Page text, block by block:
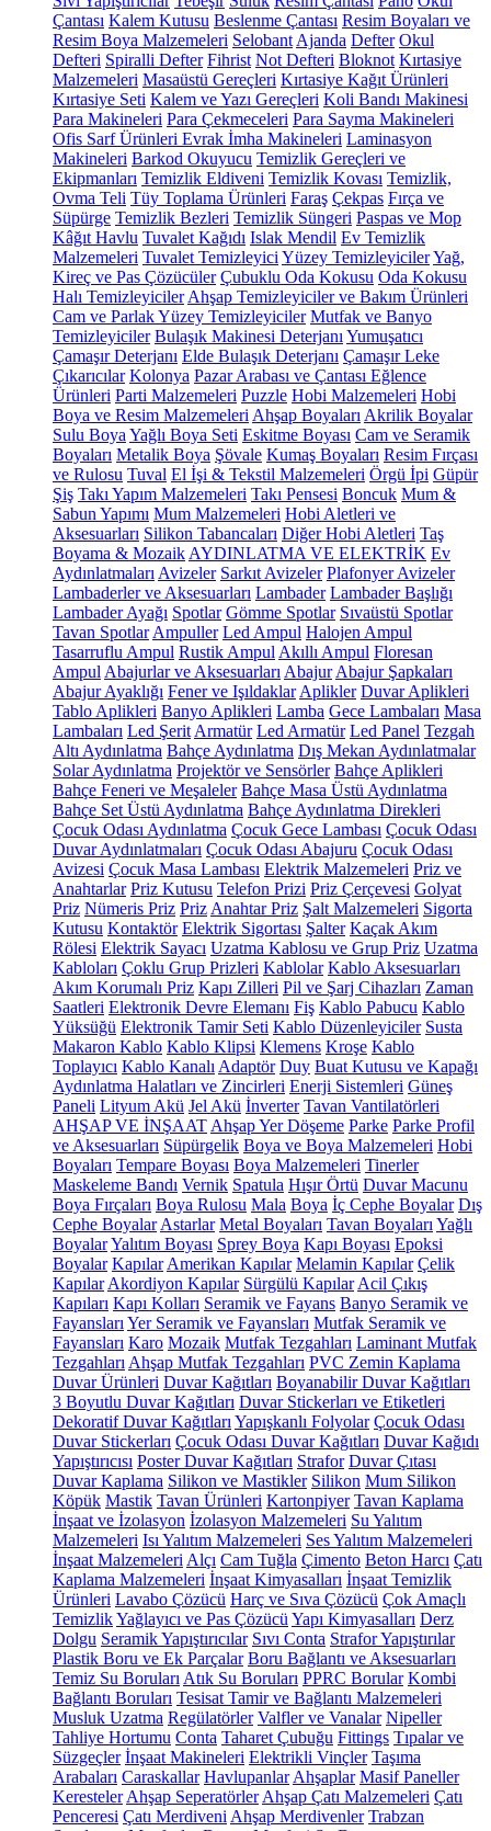
Çantası Kalem Kutusu Beslenme Çantası Resim Boyaları ve
Resim Boya Malzemeleri Selobant Ajanda Defter Okul
Defteri Spiralli Defter Fihrist Not Defteri Bloknot Kırtasiye
Malzemeleri Masaüstü Gereçleri Kırtasiye Kağıt Ürünleri
Kırtasiye Seti Kalem ve Yazı Gereçleri Koli Bandı Makinesi
Para Makineleri Para Çekmeceleri Para Sayma Makineleri
Ofis Sarf Ürünleri Evrak İmha Makineleri Laminasyon
Makineleri Barkod Okuyucu Temizlik Gereçleri ve
Ekipmanları Temizlik Eldiveni Temizlik Kovası Temizlik,
Ovma Teli Tüy Toplama Ürünleri Faraş Çekpas Fırça ve
Süpürge Temizlik Bezleri Temizlik Süngeri Paspas ve Mop
Kâğıt Havlu Tuvalet Kağıdı Islak Mendil Ev Temizlik
Malzemeleri Tuvalet Temizleyici Yüzey TemizleyicilerYağ,
Kireç ve Pas Çözücüler Çubuklu Oda Kokusu Oda Kokusu
Halı Temizleyiciler Ahşap Temizleyiciler ve Bakım Ürünleri
Cam ve Parlak Yüzey Temizleyiciler Mutfak ve Banyo
Temizleyiciler Bulaşık Makinesi Deterjanı Yumuşatıcı
Çamaşır Deterjanı Elde Bulaşık Deterjanı Çamaşır Leke
Çıkarıcılar Kolonya Pazar Arabası ve Çantası Eğlence
Ürünleri Parti Malzemeleri Puzzle Hobi Malzemeleri Hobi
Boya ve Resim Malzemeleri Ahşap Boyaları Akrilik Boyalar
Sulu Boya Yağlı Boya Seti Eskitme Boyası Cam ve Seramik
Boyaları Metalik Boya Şövale Kumaş Boyaları Resim Fırçası
ve Rulosu Tuval El İşi & Tekstil Malzemeleri Örgü İpi Güpür
Şiş Takı Yapım Malzemeleri Takı Pensesi Boncuk Mum &
Sabun Yapımı Mum Malzemeleri Hobi Aletleri ve
Aksesuarları Silikon Tabancaları Diğer Hobi Aletleri Taş
Boyama & Mozaik AYDINLATMA VE ELEKTRİK Ev
Aydınlatmaları Avizeler Sarkıt Avizeler Plafonyer Avizeler
Lambaderler ve Aksesuarları Lambader Lambader Başlığı
Lambader Ayağı Spotlar Gömme Spotlar Sıvaüstü Spotlar
Tavan Spotlar Ampuller Led Ampul Halojen Ampul
Tasarruflu Ampul Rustik Ampul Akıllı Ampul Floresan
Ampul Abajurlar ve Aksesuarları Abajur Abajur Şapkaları
Abajur Ayaklığı Fener ve Işıldaklar Aplikler Duvar Aplikleri
Tablo Aplikleri Banyo Aplikleri Lamba Gece Lambaları Masa
Lambaları Led Şerit Armatür Led Armatür Led Panel Tezgah
Altı Aydınlatma Bahçe Aydınlatma Dış Mekan Aydınlatmalar
Solar Aydınlatma Projektör ve Sensörler Bahçe Aplikleri
Bahçe Feneri ve Meşaleler Bahçe Masa Üstü Aydınlatma
Bahçe Set Üstü Aydınlatma Bahçe Aydınlatma Direkleri
Çocuk Odası Aydınlatma Çocuk Gece Lambası Çocuk Odası
Duvar Aydınlatmaları Çocuk Odası Abajuru Çocuk Odası
Avizesi Çocuk Masa Lambası Elektrik Malzemeleri Priz ve
Anahtarlar Priz Kutusu Telefon Prizi Priz Çerçevesi Golyat
Priz Nümeris Priz Priz Anahtar Priz Şalt Malzemeleri Sigorta
Kutusu Kontaktör Elektrik Sigortası Şalter Kaçak Akım
Rölesi Elektrik Sayacı Uzatma Kablosu ve Grup Priz Uzatma
Kabloları Çoklu Grup Prizleri Kablolar Kablo Aksesuarları
Akım Korumalı Priz Kapı Zilleri Pil ve Şarj Cihazları Zaman
Saatleri Elektronik Devre Elemanı Fiş Kablo Pabucu Kablo
Yüksüğü Elektronik Tamir Seti Kablo Düzenleyiciler Susta
Makaron Kablo Kablo Klipsi Klemens Kroşe Kablo
Toplayıcı Kablo Kanalı Adaptör Duy Buat Kutusu ve Kapağı
Aydınlatma Halatları ve Zincirleri Enerji Sistemleri Güneş
Paneli Lityum Akü Jel Akü İnverter Tavan Vantilatörleri
AHŞAP VE İNŞAAT Ahşap Yer Döşeme Parke Parke Profil
ve Aksesuarları Süpürgelik Boya ve Boya Malzemeleri Hobi
Boyaları Tempare Boyası Boya Malzemeleri Tinerler
Maskeleme Bandı Vernik Spatula Hışır Örtü Duvar Macunu
Boya Fırçaları Boya Rulosu Mala Boya İç Cephe Boyalar Dış
Cephe Boyalar Astarlar Metal Boyaları Tavan Boyaları Yağlı
BoyalarYalıtım Boyası Sprey Boya Kapı Boyası Epoksi
Boyalar Kapılar Amerikan Kapılar Melamin Kapılar Çelik
Kapılar Akordiyon Kapılar Sürgülü Kapılar Acil Çıkış
Kapıları Kapı Kolları Seramik ve Fayans Banyo Seramik ve
Fayansları Yer Seramik ve Fayansları Mutfak Seramik ve
Fayansları Karo Mozaik Mutfak Tezgahları Laminant Mutfak
Tezgahları Ahşap Mutfak Tezgahları PVC Zemin Kaplama
Duvar Ürünleri Duvar Kağıtları Boyanabilir Duvar Kağıtları
3 Boyutlu Duvar Kağıtları Duvar Stickerları ve Etiketleri
Dekoratif Duvar Kağıtları Yapışkanlı Folyolar Çocuk Odası
Duvar Stickerları Çocuk Odası Duvar Kağıtları Duvar Kağıdı
Yapıştırıcısı Poster Duvar Kağıtları Strafor Duvar Çıtası
Duvar Kaplama Silikon ve Mastikler Silikon Mum Silikon
Köpük Mastik Tavan Ürünleri Kartonpiyer Tavan Kaplama
İnşaat ve İzolasyon İzolasyon Malzemeleri Su Yalıtım
Malzemeleri Isı Yalıtım Malzemeleri Ses Yalıtım Malzemeleri
İnşaat Malzemeleri Alçı Cam Tuğla Çimento Beton Harcı Çatı
Kaplama Malzemeleri İnşaat Kimyasalları İnşaat Temizlik
Ürünleri Lavabo Çözücü Harç ve Sıva Çözücü Çok Amaçlı
TemizlikYağlayıcı ve Pas Çözücü Yapı Kimyasalları Derz
Dolgu Seramik Yapıştırıcılar Sıvı Conta Strafor Yapıştırılar
Plastik Boru ve Ek Parçalar Boru Bağlantı ve Aksesuarları
Temiz Su Boruları Atık Su Boruları PPRC Borular Kombi
Bağlantı Boruları Tesisat Tamir ve Bağlantı Malzemeleri
Musluk Uzatma Regülatörler Valfler ve Vanalar Nipeller
Tahliye Hortumu Conta Taharet Çubuğu Fittings Tıpalar ve
Süzgeçler İnşaat Makineleri Elektrikli Vinçler Taşıma
Arabaları Caraskallar Havlupanlar Ahşaplar Masif Paneller
Keresteler Ahşap Seperatörler Ahşap Çatı Malzemeleri Çatı
Penceresi Çatı Merdiveni Ahşap Merdivenler Trabzan